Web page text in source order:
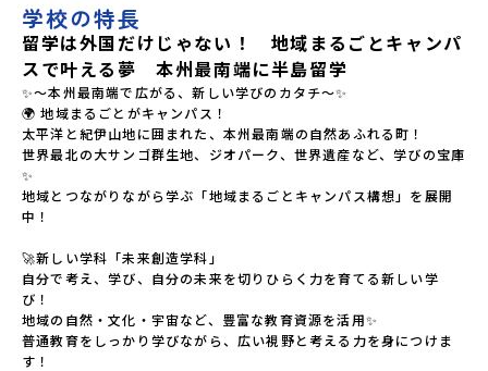
学校の特長
留学は外国だけじゃない！ 地域まるごとキャンパ
スで叶える夢 本州最南端に半島留学
✨～本州最南端で広がる、新しい学びのカタチ～✨
🌍 地域まるごとがキャンパス！
太平洋と紀伊山地に囲まれた、本州最南端の自然あふれる町！
世界最北の大サンゴ群生地、ジオパーク、世界遺産など、学びの宝庫
✨
地域とつながりながら学ぶ「地域まるごとキャンパス構想」を展開
中！
🚀新しい学科「未来創造学科」
自分で考え、学び、自分の未来を切りひらく力を育てる新しい学
び！
地域の自然・文化・宇宙など、豊富な教育資源を活用✨
普通教育をしっかり学びながら、広い視野と考える力を身につけま
す！